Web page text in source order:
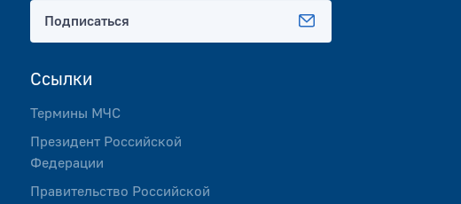
Ссылки
Термины МЧС
Президент Российской
Федерации
Правительство Российской
Подписаться